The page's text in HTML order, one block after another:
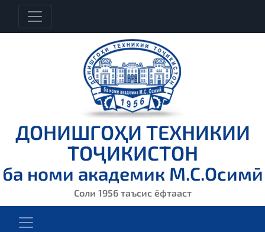
ДОНИШГОҲИ ТЕХНИКИИ
ТОҶИКИСТОН
ба номи академик М.С.Осимӣ
Соли 1956 таъсис ёфтааст